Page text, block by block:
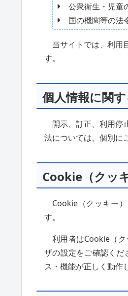
公衆衛生・児童
国の機関等の法
当サイトでは、利用
す。
個人情報に関
開示、訂正、利用停
法については、個別に
Cookie（クッ
Cookie（クッキー
す。
利用者はCookie（
ザの設定をご確認く
ス・機能が正しく動作